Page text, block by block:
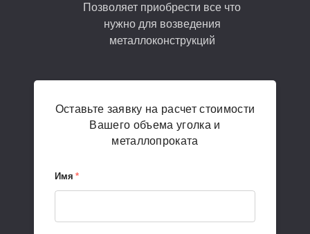
Позволяет приобрести все что
нужно для возведения
металлоконструкций
Оставьте заявку на расчет стоимости
Вашего объема уголка и
металлопроката
Имя *